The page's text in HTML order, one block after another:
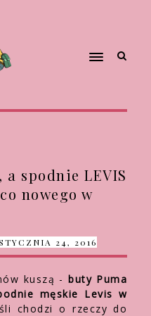
spodnie LEVIS
nowego w
24, 2016
kuszą -buty Puma
męskie Levis w
chodzi o rzeczy do